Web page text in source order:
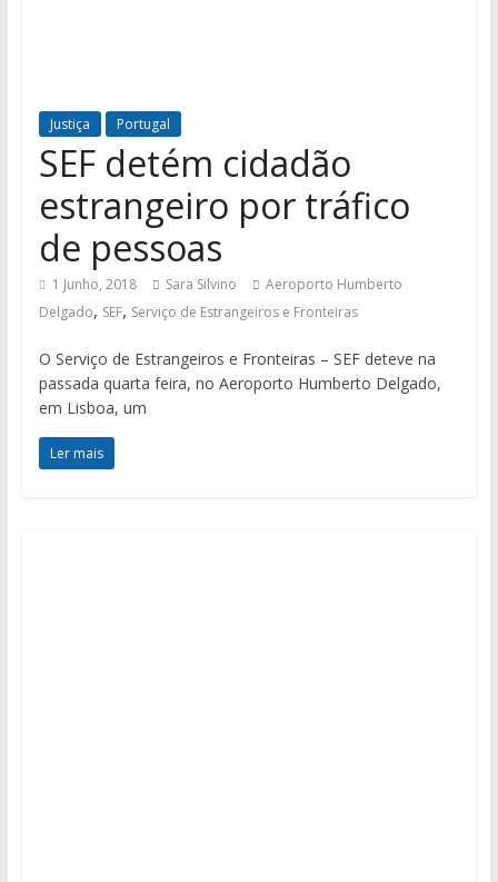
Justiça Portugal
SEF detém cidadão
estrangeiro por tráfico
de pessoas
1 Junho, 2018 Sara Silvino
Aeroporto Humberto
Delgado, SEF, Serviço de Estrangeiros e Fronteiras
O Serviço de Estrangeiros e Fronteiras – SEF deteve na
passada quarta feira, no Aeroporto Humberto Delgado,
em Lisboa, um
Ler mais